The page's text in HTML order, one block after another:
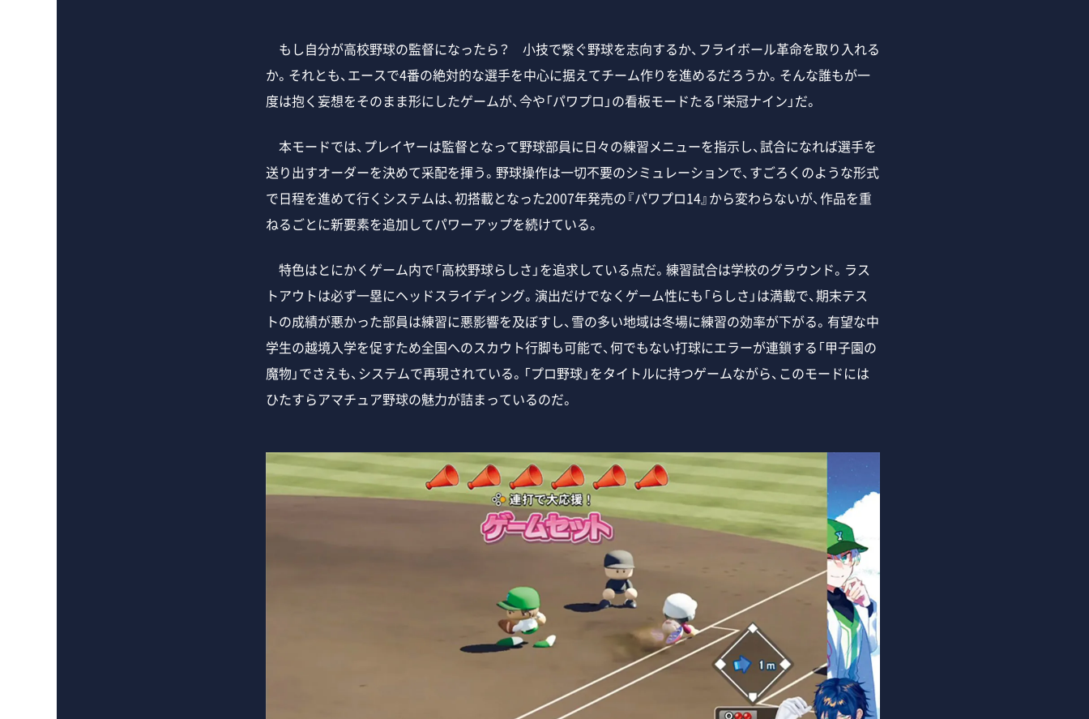
もし自分が高校野球の監督になったら？ 小技で繋ぐ野球を志向するか、フライボール革命を取り入れる
か。それとも、エースで4番の絶対的な選手を中心に据えてチーム作りを進めるだろうか。そんな誰もが一
度は抱く妄想をそのまま形にしたゲームが、今や「パワプロ」の看板モードたる「栄冠ナイン」だ。
本モードでは、プレイヤーは監督となって野球部員に日々の練習メニューを指示し、試合になれば選手を
送り出すオーダーを決めて采配を揮う。野球操作は一切不要のシミュレーションで、すごろくのような形式
で日程を進めて行くシステムは、初搭載となった2007年発売の『パワプロ14』から変わらないが、作品を重
ねるごとに新要素を追加してパワーアップを続けている。
特色はとにかくゲーム内で「高校野球らしさ」を追求している点だ。練習試合は学校のグラウンド。ラス
トアウトは必ず一塁にヘッドスライディング。演出だけでなくゲーム性にも「らしさ」は満載で、期末テス
トの成績が悪かった部員は練習に悪影響を及ぼすし、雪の多い地域は冬場に練習の効率が下がる。有望な中
学生の越境入学を促すため全国へのスカウト行脚も可能で、何でもない打球にエラーが連鎖する「甲子園の
魔物」でさえも、システムで再現されている。「プロ野球」をタイトルに持つゲームながら、このモードには
ひたすらアマチュア野球の魅力が詰まっているのだ。